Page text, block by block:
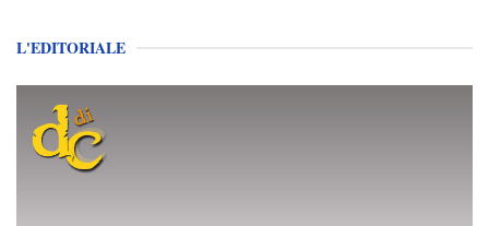
L'EDITORIALE